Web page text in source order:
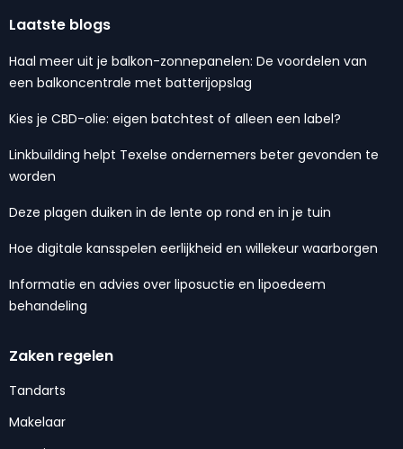
Laatste blogs
Haal meer uit je balkon-zonnepanelen: De voordelen van
een balkoncentrale met batterijopslag
Kies je CBD-olie: eigen batchtest of alleen een label?
Linkbuilding helpt Texelse ondernemers beter gevonden te
worden
Deze plagen duiken in de lente op rond en in je tuin
Hoe digitale kansspelen eerlijkheid en willekeur waarborgen
Informatie en advies over liposuctie en lipoedeem
behandeling
Zaken regelen
Tandarts
Makelaar